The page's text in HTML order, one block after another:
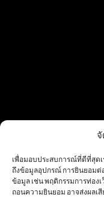
เพื่อมอบประสบการณ์ที่ดีที่สุดเ
ถึงข้อมูลอุปกรณ์ การยินยอมต่
ข้อมูล เช่น พฤติกรรมการท่อง
ถอนความยินยอม อาจส่งผล